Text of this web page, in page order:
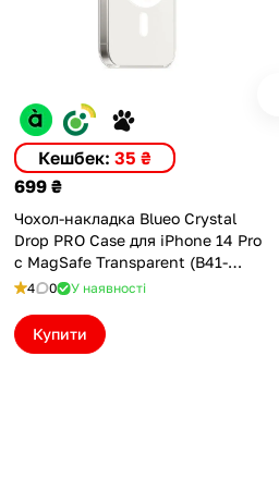
Кешбек: 35 ₴
699 ₴
Чохол-накладка Blueo Crystal
Drop PRO Case для iPhone 14 Pro
с MagSafe Transparent (B41-
I14PTR(M))
4 0 У наявності
Купити